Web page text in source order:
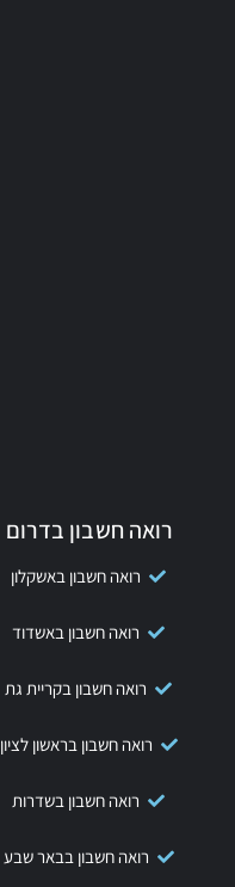
רואה חשבון בדרום
רואה חשבון באשקלון
רואה חשבון באשדוד
רואה חשבון בקריית גת
רואה חשבון בראשון לציון
רואה חשבון בשדרות
רואה חשבון בבאר שבע